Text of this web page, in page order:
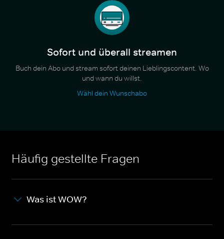
Sofort und überall streamen
Buch dein Abo und stream sofort deinen Lieblingscontent. Wo
und wann du willst.
Wähl dein Wunschabo
Häufig gestellte Fragen
Was ist WOW?